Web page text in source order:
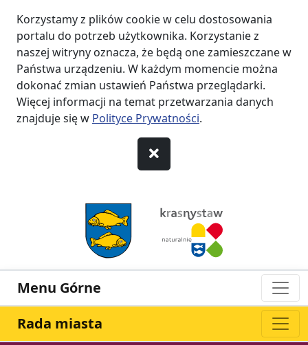
Korzystamy z plików cookie w celu dostosowania
portalu do potrzeb użytkownika. Korzystanie z
naszej witryny oznacza, że będą one zamieszczane w
Państwa urządzeniu. W każdym momencie można
dokonać zmian ustawień Państwa przeglądarki.
Więcej informacji na temat przetwarzania danych
znajduje się w Polityce Prywatności.
Menu Górne
Rada miasta